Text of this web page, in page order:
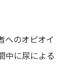
へのオピオイ
中に尿による